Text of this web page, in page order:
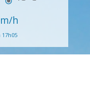
h
17h05